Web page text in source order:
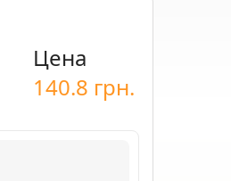
Цена
140.8 грн.